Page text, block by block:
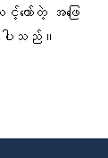
ော်တဲ့ အဖြေ
ါသည်။